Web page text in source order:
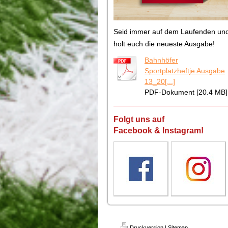
Seid immer auf dem Laufenden
holt euch die neueste Ausgabe!
Bahnhöfer
Sportplatzheftje Ausgabe
13_20[...]
PDF-Dokument [20.4 MB]
Folgt uns auf
Facebook & Instagram!